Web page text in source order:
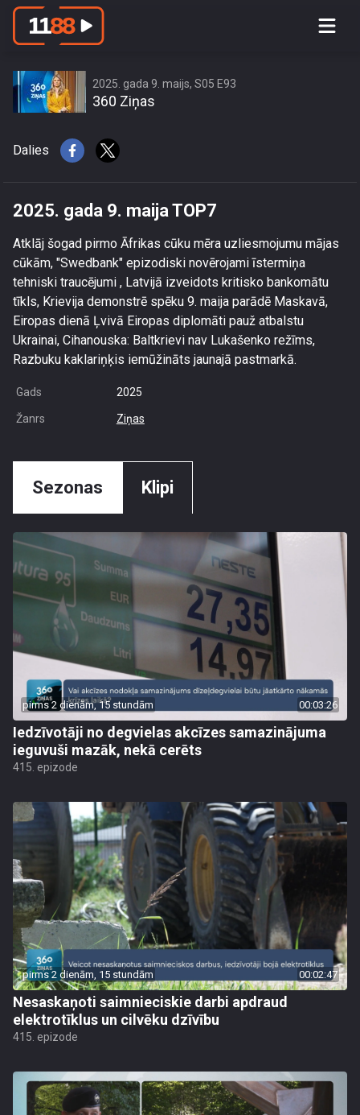
2025. gada 9. maijs, S05 E93
360 Ziņas
Dalies
2025. gada 9. maija TOP7
Atklāj šogad pirmo Āfrikas cūku mēra uzliesmojumu mājas
cūkām, "Swedbank" epizodiski novērojami īstermiņa
tehniski traucējumi , Latvijā izveidots kritisko bankomātu
tīkls, Krievija demonstrē spēku 9. maija parādē Maskavā,
Eiropas dienā Ļvivā Eiropas diplomāti pauž atbalstu
Ukrainai, Cihanouska: Baltkrievi nav Lukašenko režīms,
Razbuku kaklariņķis iemūžināts jaunajā pastmarkā.
Gads 2025
Žanrs Ziņas
Sezonas Klipi
pirms 2 dienām, 15 stundām 00:03:26
Iedzīvotāji no degvielas akcīzes samazinājuma
ieguvuši mazāk, nekā cerēts
415. epizode
pirms 2 dienām, 15 stundām 00:02:47
Nesaskaņoti saimnieciskie darbi apdraud
elektrotīklus un cilvēku dzīvību
415. epizode